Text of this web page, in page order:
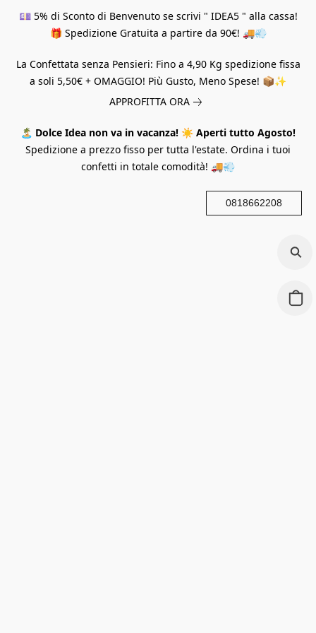
💷 5% di Sconto di Benvenuto se scrivi " IDEA5 " alla cassa!
🎁 Spedizione Gratuita a partire da 90€! 🚚💨
La Confettata senza Pensieri: Fino a 4,90 Kg spedizione fissa
a soli 5,50€ + OMAGGIO! Più Gusto, Meno Spese! 📦✨
APPROFITTA ORA
🏝️ Dolce Idea non va in vacanza! ☀️ Aperti tutto Agosto!
Spedizione a prezzo fisso per tutta l'estate. Ordina i tuoi
confetti in totale comodità! 🚚💨
0818662208